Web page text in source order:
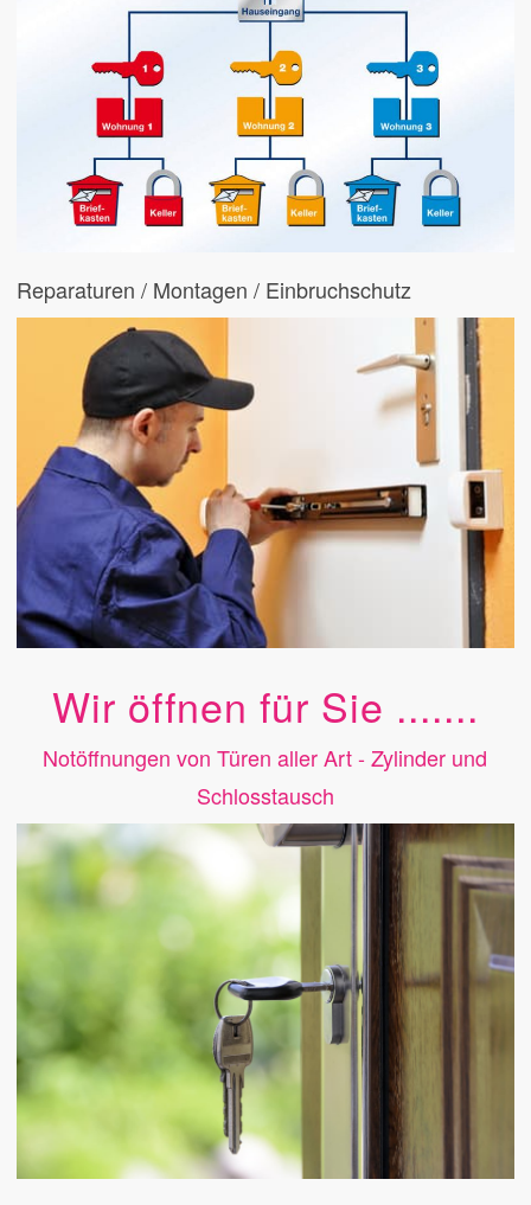
Reparaturen / Montagen / Einbruchschutz
Wir öffnen für Sie .......
Notöffnungen von Türen aller Art - Zylinder und
Schlosstausch